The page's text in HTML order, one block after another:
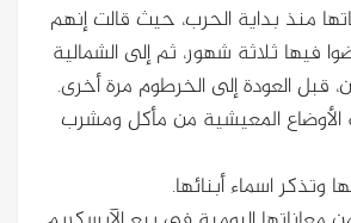
منذ بداية الحرب، حيث قالت إنهم
فيها ثلاثة شهور، ثم إلى الشمالية
قبل العودة إلى الخرطوم مرة أخرى.
المعيشية من مأكل ومشرب
وتذكر اسماء أبنائها.